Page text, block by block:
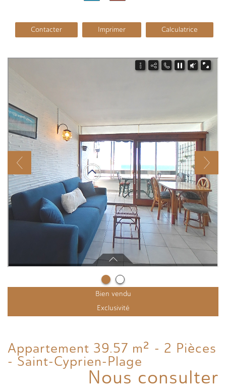
Contacter Imprimer Calculatrice
Bien vendu
Exclusivité
Appartement 39.57 m² - 2 Pièces
- Saint-Cyprien-Plage
Nous consulter